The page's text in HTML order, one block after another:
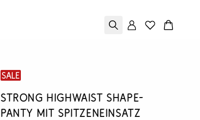
SALE
Strong Highwaist Shape-
Panty mit Spitzeneinsatz